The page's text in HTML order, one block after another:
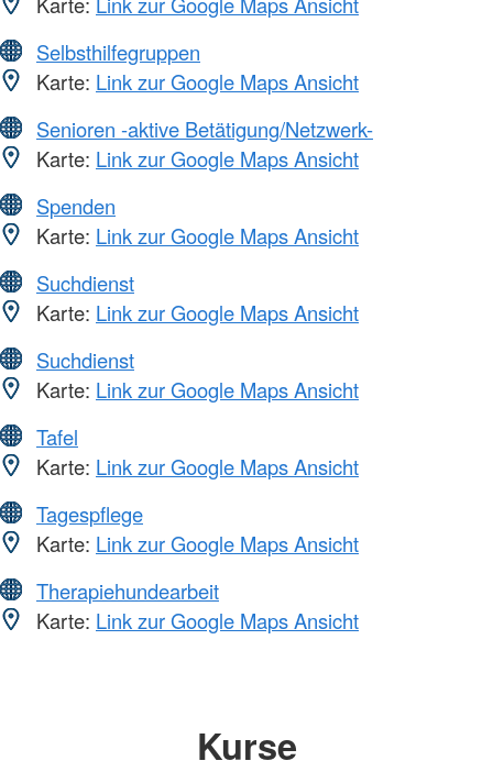
Selbsthilfegruppen
Karte: Link zur Google Maps Ansicht
Senioren -aktive Betätigung/Netzwerk-
Karte: Link zur Google Maps Ansicht
Spenden
Karte: Link zur Google Maps Ansicht
Suchdienst
Karte: Link zur Google Maps Ansicht
Suchdienst
Karte: Link zur Google Maps Ansicht
Tafel
Karte: Link zur Google Maps Ansicht
Tagespflege
Karte: Link zur Google Maps Ansicht
Therapiehundearbeit
Karte: Link zur Google Maps Ansicht
Kurse